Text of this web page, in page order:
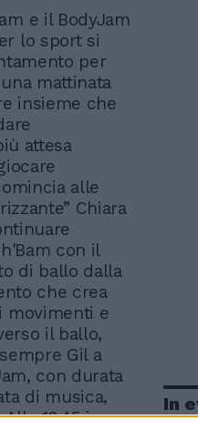
e il BodyJam
lo sport si
per
mattinata
insieme che
attesa
alle
Chiara
con il
di ballo dalla
che crea
movimenti e
il ballo,
Gil a
con durata
di musica,
12.45 in
In